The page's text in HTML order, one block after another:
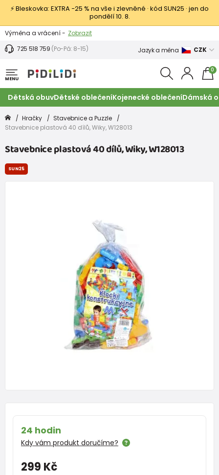
⚡ Bleskovka: EXTRA −25 % na vše i zlevněné · kód SUN25 · jen do
pondělí 10. 8.
Výměna a vrácení - Zobrazit
Sleva 100 Kč na první nákup -
725 518 759 (Po-Pá: 8-15) Jazyk a měna CZK
MENU
0
Dětská obuvDětské oblečeníKojenecké oblečeníDámská
Hračky
Stavebnice a Puzzle
Stavebnice plastová 40 dílů, Wiky, W128013
Stavebnice plastová 40 dílů, Wiky, W128013
24 hodin
Kdy vám produkt doručíme?
299 Kč
SUN25